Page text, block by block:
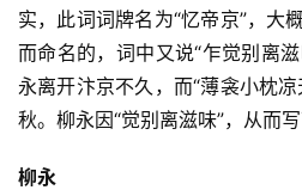
实，此词词牌名为“忆帝京”，大
而命名的，词中又说“乍觉别离
永离开汴京不久，而“薄衾小枕
秋。柳永因“觉别离滋味”，从而写
柳永